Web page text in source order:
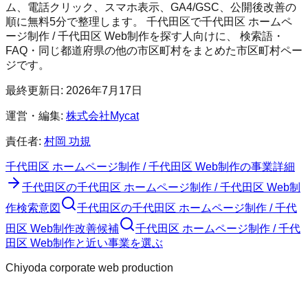
ム、電話クリック、スマホ表示、GA4/GSC、公開後改善の
順に無料5分で整理します。 千代田区で千代田区 ホームペ
ージ制作 / 千代田区 Web制作を探す人向けに、 検索語・
FAQ・同じ都道府県の他の市区町村をまとめた市区町村ペー
ジです。
最終更新日: 2026年7月17日
運営・編集: 株式会社Mycat
責任者: 村岡 功規
千代田区 ホームページ制作 / 千代田区 Web制作の事業詳細
千代田区の千代田区 ホームページ制作 / 千代田区 Web制
作検索意図 千代田区の千代田区 ホームページ制作 / 千代
田区 Web制作改善候補
千代田区 ホームページ制作 / 千代
田区 Web制作と近い事業を選ぶ
Chiyoda corporate web production